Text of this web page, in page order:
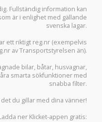
Fullständig information kan
är i enlighet med gällande
svenska lagar.
ett riktigt reg.nr (exempelvis
av Transportstyrelsen än).
bilar, båtar, husvagnar,
smarta sökfunktioner med
snabba filter.
du gillar med dina vänner!
ner Klicket-appen gratis: